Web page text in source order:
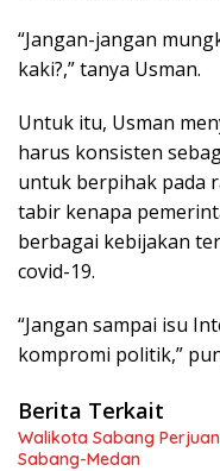
“Jangan-jangan
kaki?,” tanya Usman.
Untuk itu, Usman
harus konsisten
untuk berpihak pada
tabir kenapa
berbagai kebijakan
covid-19.
“Jangan sampai isu
kompromi politik,”
Berita Terkait
Walikota Sabang
Sabang-Medan